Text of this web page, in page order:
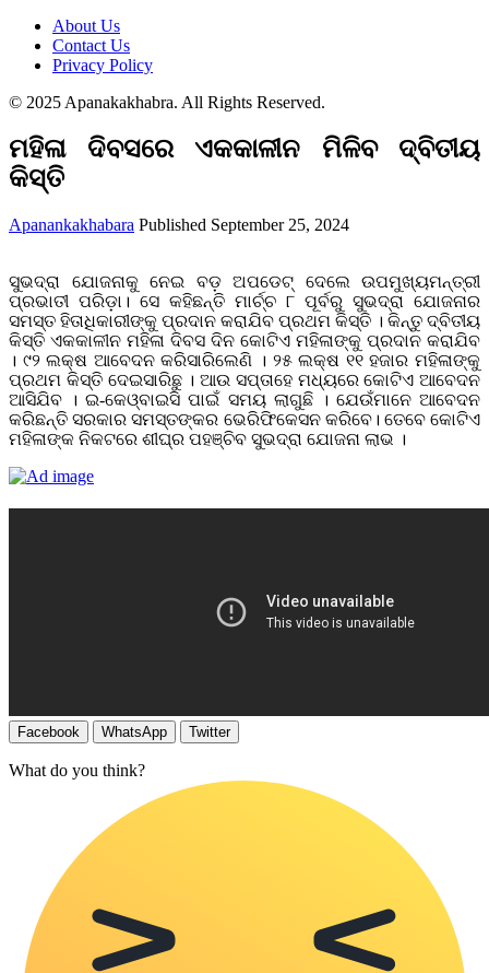
About Us
Contact Us
Privacy Policy
© 2025 Apanakakhabra. All Rights Reserved.
ମହିଳା ଦିବସରେ ଏକକାଳୀନ ମିଳିବ ଦ୍ବିତୀୟ
କିସ୍ତି
Apanankakhabara Published September 25, 2024
ସୁଭଦ୍ରା ଯୋଜନାକୁ ନେଇ ବଡ଼ ଅପଡେଟ୍‌ ଦେଲେ ଉପମୁଖ୍ୟମନ୍ତ୍ରୀ
ପ୍ରଭାତୀ ପରିଡ଼ା। ସେ କହିଛନ୍ତି ମାର୍ଚ୍ଚ ୮ ପୂର୍ବରୁ ସୁଭଦ୍ରା ଯୋଜନାର
ସମସ୍ତ ହିତାଧିକାରୀଙ୍କୁ ପ୍ରଦାନ କରାଯିବ ପ୍ରଥମ କିସ୍ତି । କିନ୍ତୁ ଦ୍ବିତୀୟ
କିସ୍ତି ଏକକାଳୀନ ମହିଳା ଦିବସ ଦିନ କୋଟିଏ ମହିଳାଙ୍କୁ ପ୍ରଦାନ କରାଯିବ
। ୯୨ ଲକ୍ଷ ଆବେଦନ କରିସାରିଲେଣି । ୨୫ ଲକ୍ଷ ୧୧ ହଜାର ମହିଳାଙ୍କୁ
ପ୍ରଥମ କିସ୍ତି ଦେଇସାରିଛୁ । ଆଉ ସପ୍ତାହେ ମଧ୍ୟରେ କୋଟିଏ ଆବେଦନ
ଆସିଯିବ । ଇ-କେଓ୍ବାଇସି ପାଇଁ ସମୟ ଲାଗୁଛି । ଯେଉଁମାନେ ଆବେଦନ
କରିଛନ୍ତି ସରକାର ସମସ୍ତଙ୍କର ଭେରିଫିକେସନ କରିବେ। ତେବେ କୋଟିଏ
ମହିଳାଙ୍କ ନିକଟରେ ଶୀଘ୍ର ପହଞ୍ଚିବ ସୁଭଦ୍ରା ଯୋଜନା ଲାଭ ।
Facebook WhatsApp Twitter
What do you think?